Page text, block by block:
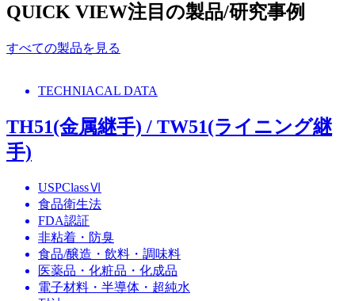
QUICK VIEW注目の製品/研究事例
すべての製品を見る
TECHNIACAL DATA
TH51(金属継手) / TW51(ライニング継
手)
USPClassⅥ
食品衛生法
FDA認証
非粘着・防臭
食品/醸造・飲料・調味料
医薬品・化粧品・化成品
電子材料・半導体・超純水